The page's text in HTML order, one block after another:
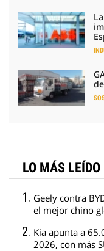
LO MÁS LEÍDO
Geely contra
el mejor chino
Kia apunta a
2026, con más